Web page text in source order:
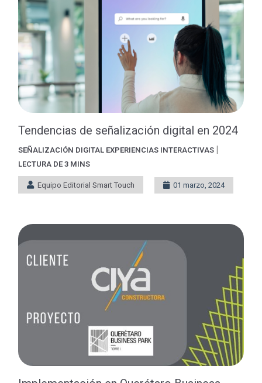
Tendencias de señalización digital en 2024
SEÑALIZACIÓN DIGITAL EXPERIENCIAS INTERACTIVAS |
LECTURA DE 3 MINS
Equipo Editorial Smart Touch 01 marzo, 2024